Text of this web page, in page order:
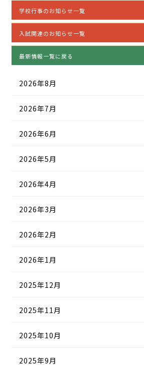
学校行事のお知らせ一覧
入試関連のお知らせ一覧
最新情報一覧に戻る
2026年8月
2026年7月
2026年6月
2026年5月
2026年4月
2026年3月
2026年2月
2026年1月
2025年12月
2025年11月
2025年10月
2025年9月